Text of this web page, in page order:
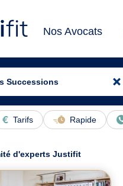
Nos Avocats
Tarifs Rapide
d'experts Justifit